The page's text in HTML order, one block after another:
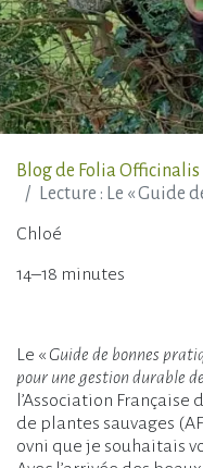
Blog de Folia Officinalis
Lecture : Le « Guide de bonnes pratiques de
Chloé
14–18 minutes
Le « Guide de bonnes
pour une gestion durable
l’Association
de plantes sauvages
ovni que je souhaitais